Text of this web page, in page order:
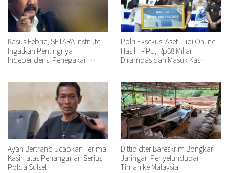
Kasus Febrie, SETARA Institute
Ingatkan Pentingnya
Independensi Penegakan
Polri Eksekusi Aset Judi Online
Hasil TPPU, Rp58 Miliar
Dirampas dan Masuk Kas
Ayah Bertrand Ucapkan Terima
Kasih atas Penanganan Serius
Polda Sulsel
Dittipidter Bareskrim Bongkar
Jaringan Penyelundupan
Timah ke Malaysia